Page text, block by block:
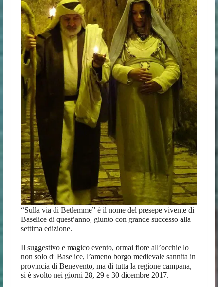
“Sulla via di Betlemme” è il nome del presepe vivente di
Baselice di quest’anno, giunto con grande successo alla
settima edizione.
Il suggestivo e magico evento, ormai fiore all’occhiello
non solo di Baselice, l’ameno borgo medievale sannita in
provincia di Benevento, ma di tutta la regione campana,
si è svolto nei giorni 28, 29 e 30 dicembre 2017.